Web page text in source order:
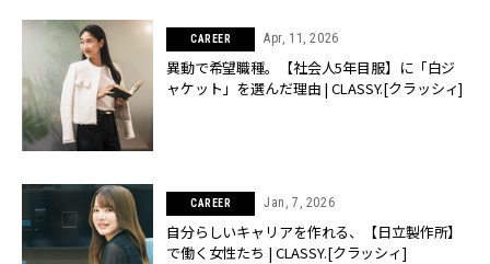
CAREER Apr, 11, 2026
異動で希望職種。【社会人5年目服】に「白ジ
ャケット」を選んだ理由 | CLASSY.[クラッシィ]
CAREER Jan, 7, 2026
自分らしいキャリアを作れる、【日立製作所】
で働く女性たち | CLASSY.[クラッシィ]